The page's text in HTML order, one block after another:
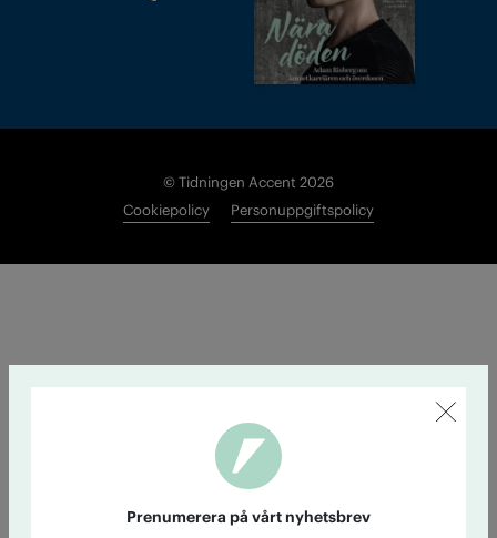
© Tidningen Accent 2026
Cookiepolicy
Personuppgiftspolicy
Prenumerera på vårt nyhetsbrev